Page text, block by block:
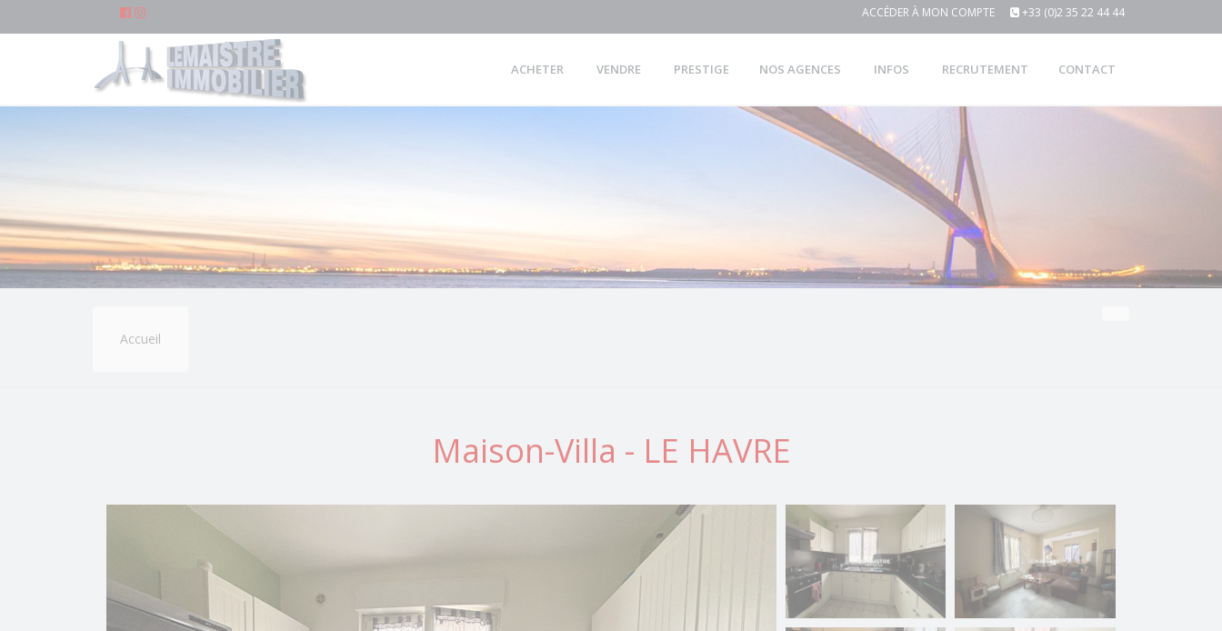
ACCÉDER À MON COMPTE +33 (0)2 35 22 44 44
ACHETER VENDRE PRESTIGE NOS AGENCES INFOS RECRUTEMENT CONTACT
Accueil
Maison-Villa - LE HAVRE